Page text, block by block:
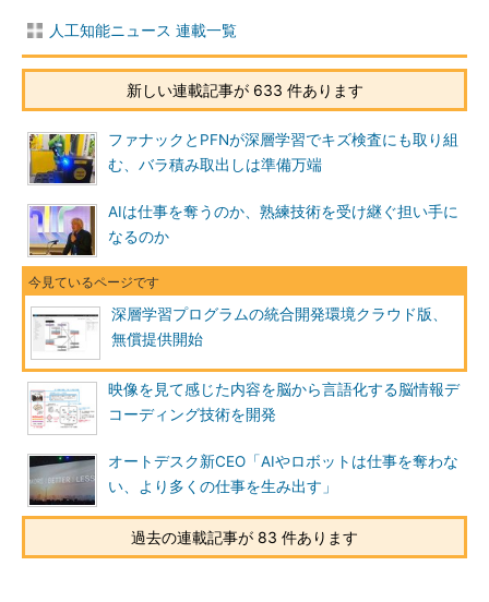
人工知能ニュース 連載一覧
新しい連載記事が 633 件あります
ファナックとPFNが深層学習でキズ検査にも取り組
む、バラ積み取出しは準備万端
AIは仕事を奪うのか、熟練技術を受け継ぐ担い手に
なるのか
深層学習プログラムの統合開発環境クラウド版、
無償提供開始
映像を見て感じた内容を脳から言語化する脳情報デ
コーディング技術を開発
オートデスク新CEO「AIやロボットは仕事を奪わな
い、より多くの仕事を生み出す」
過去の連載記事が 83 件あります